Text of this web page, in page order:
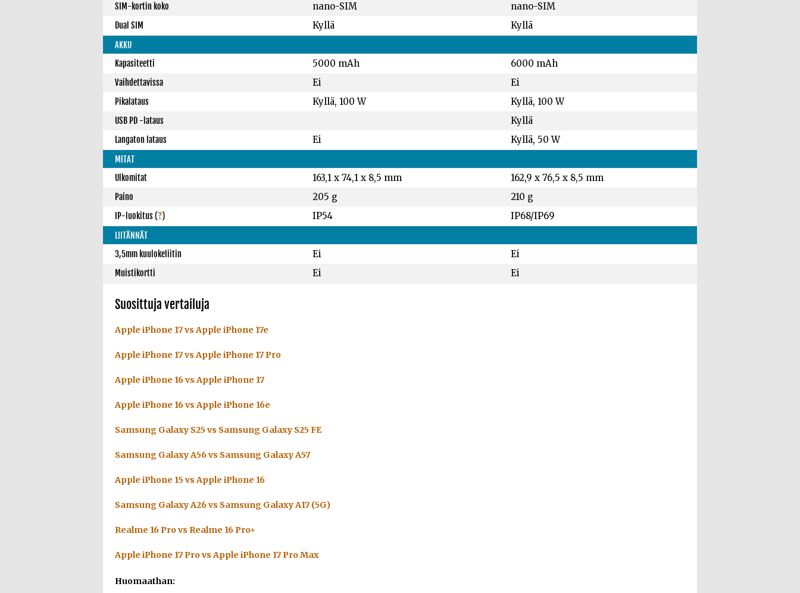
SIM-kortin koko nano-SIM nano-SIM
Dual SIM Kyllä Kyllä
AKKU
Kapasiteetti
5000 mAh 6000 mAh
Vaihdettavissa Ei Ei
Pikalataus Kyllä, 100 W Kyllä, 100 W
USB PD -lataus Kyllä
Langaton lataus Ei Kyllä, 50 W
MITAT
Ulkomitat
163,1 x 74,1 x 8,5 mm 162,9 x 76,5 x 8,5 mm
Paino 205 g 210 g
IP-luokitus(?) IP54 IP68/IP69
LIITÄNNÄT
3,5mm kuulokeliitin
Ei Ei
Muistikortti Ei Ei
Suosittuja vertailuja
Apple iPhone 17 vs Apple iPhone 17e
Apple iPhone 17 vs Apple iPhone 17 Pro
Apple iPhone 16 vs Apple iPhone 17
Apple iPhone 16 vs Apple iPhone 16e
Samsung Galaxy S25 vs Samsung Galaxy S25 FE
Samsung Galaxy A56 vs Samsung Galaxy A57
Apple iPhone 15 vs Apple iPhone 16
Samsung Galaxy A26 vs Samsung Galaxy A17 (5G)
Realme 16 Pro vs Realme 16 Pro+
Apple iPhone 17 Pro vs Apple iPhone 17 Pro Max
Huomaathan: